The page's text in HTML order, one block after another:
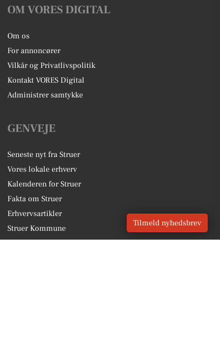
OM VORES DIGITAL
Om os
For annoncører
Vilkår og Privatlivspolitik
Kontakt VORES Digital
Administrer samtykke
GENVEJE
Seneste nyt fra Struer
Vores lokale erhverv
Kalenderen for Struer
Fakta om Struer
Erhvervsartikler
Struer Kommune
Tilmeld nyhedsbrev